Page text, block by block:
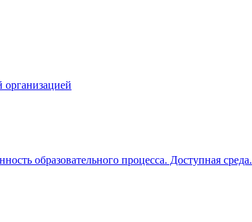
организацией
образовательного процесса. Доступная среда.